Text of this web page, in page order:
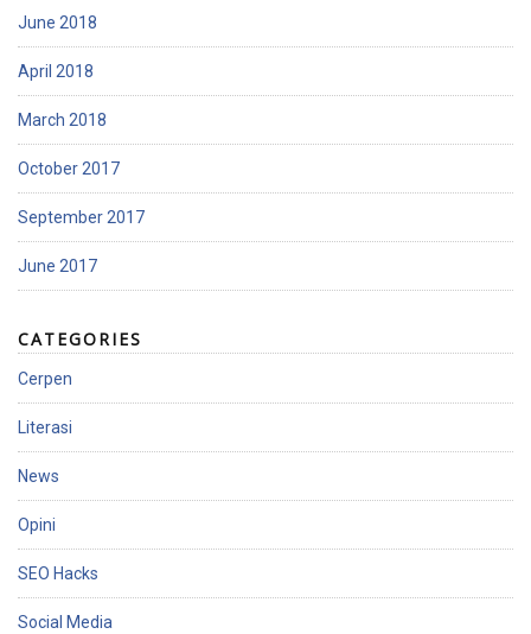
June 2018
April 2018
March 2018
October 2017
September 2017
June 2017
CATEGORIES
Cerpen
Literasi
News
Opini
SEO Hacks
Social Media